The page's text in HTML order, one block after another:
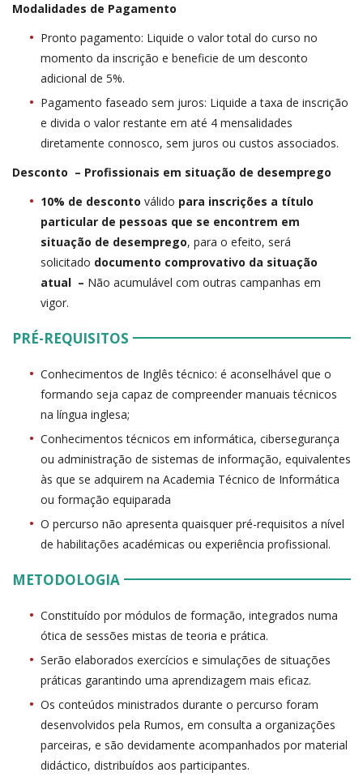
Modalidades de Pagamento
Pronto pagamento: Liquide o valor total do curso no
momento da inscrição e beneficie de um desconto
adicional de 5%.
Pagamento faseado sem juros: Liquide a taxa de inscrição
e divida o valor restante em até 4 mensalidades
diretamente connosco, sem juros ou custos associados.
Desconto – Profissionais em situação de desemprego
10% de desconto válido para inscrições a título
particular de pessoas que se encontrem em
situação de desemprego, para o efeito, será
solicitado documento comprovativo da situação
atual – Não acumulável com outras campanhas em
vigor.
PRÉ-REQUISITOS
Conhecimentos de Inglês técnico: é aconselhável que o
formando seja capaz de compreender manuais técnicos
na língua inglesa;
Conhecimentos técnicos em informática, cibersegurança
ou administração de sistemas de informação, equivalentes
às que se adquirem na Academia Técnico de Informática
ou formação equiparada
O percurso não apresenta quaisquer pré-requisitos a nível
de habilitações académicas ou experiência profissional.
METODOLOGIA
Constituído por módulos de formação, integrados numa
ótica de sessões mistas de teoria e prática.
Serão elaborados exercícios e simulações de situações
práticas garantindo uma aprendizagem mais eficaz.
Os conteúdos ministrados durante o percurso foram
desenvolvidos pela Rumos, em consulta a organizações
parceiras, e são devidamente acompanhados por material
didáctico, distribuídos aos participantes.